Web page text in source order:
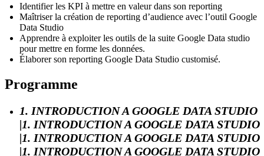
Identifier les KPI à mettre en valeur dans son reporting
Maîtriser la création de reporting d’audience avec l’outil Google
Data Studio
Apprendre à exploiter les outils de la suite Google Data studio
pour mettre en forme les données.
Élaborer son reporting Google Data Studio customisé.
Programme
1. INTRODUCTION A GOOGLE DATA STUDIO
|1. INTRODUCTION A GOOGLE DATA STUDIO
|1. INTRODUCTION A GOOGLE DATA STUDIO
|1. INTRODUCTION A GOOGLE DATA STUDIO